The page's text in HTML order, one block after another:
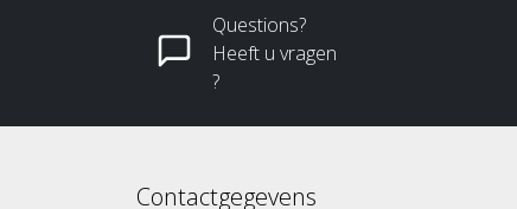
Questions?
Heeft u vragen
?
Contactgegevens